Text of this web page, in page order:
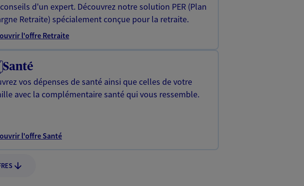
d'un expert. Découvrez notre solution PER (Plan
Retraite) spécialement conçue pour la retraite.
l'offre Retraite
Santé
vos dépenses de santé ainsi que celles de votre
avec la complémentaire santé qui vous ressemble.
l'offre Santé